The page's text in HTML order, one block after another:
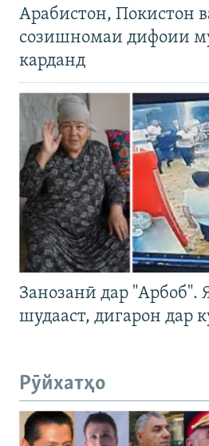
Арабистон, Покистон
созишномаи дифоии
карданд
Занозанӣ дар "Арбоб".
шудааст, дигарон дар
Рӯйхатҳо